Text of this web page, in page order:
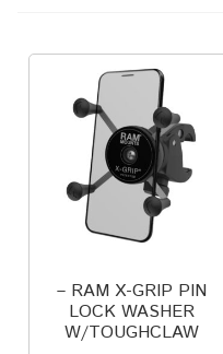
Laptop
Microphone
Phone
Spotlight
– RAM X-GRIP PIN
LOCK WASHER
W/TOUGHCLAW